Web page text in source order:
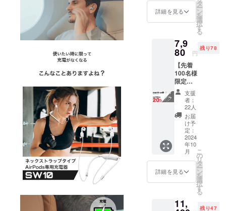
り、一
般販売
予定価
5,980円
（税・
送料
込）の
22％OF
F]
詳細を見る
タ
ー
ン
を
選
択
す
る
7,9
80 円
残り78
【先着
100名様
限定！
machi-
ya割】
SW10-
アク
ティブ
派にオ
ススメ
SW10を
1セット
[1セッ
トあた
り、一
般販売
格
支援
者：
22人
お届
け予
定：
2024
年10
月
詳細を見る
こ
の
リ
タ
ー
ン
を
選
択
す
る
11, 残り47